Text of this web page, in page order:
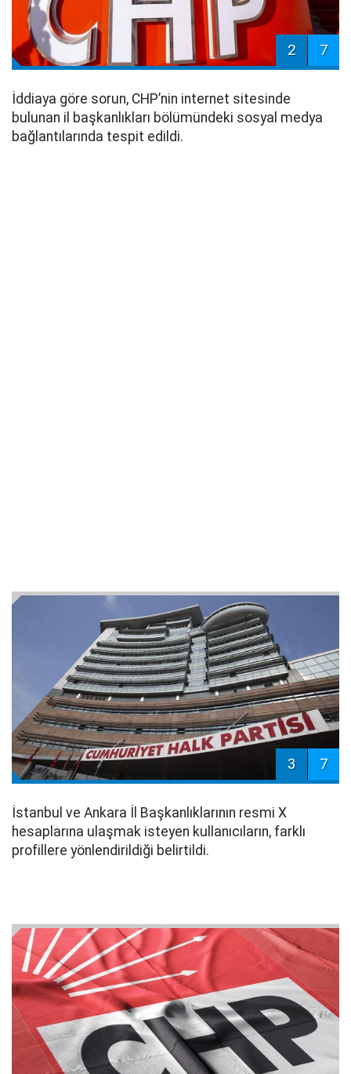
2 7
İddiaya göre sorun, CHP’nin internet sitesinde
bulunan il başkanlıkları bölümündeki sosyal medya
bağlantılarında tespit edildi.
3 7
İstanbul ve Ankara İl Başkanlıklarının resmi X
hesaplarına ulaşmak isteyen kullanıcıların, farklı
profillere yönlendirildiği belirtildi.